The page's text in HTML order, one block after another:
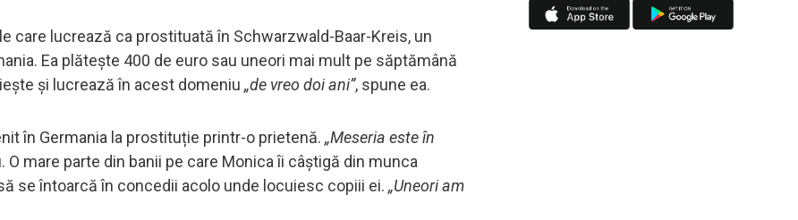
care lucrează ca prostituată în Schwarzwald-Baar-Kreis, un
Ea plătește 400 de euro sau uneori mai mult pe săptămână
și lucrează în acest domeniu „de vreo doi ani”, spune ea.
în Germania la prostituție printr-o prietenă. „Meseria este în
mare parte din banii pe care Monica îi câștigă din munca
se întoarcă în concedii acolo unde locuiesc copiii ei. „Uneori am